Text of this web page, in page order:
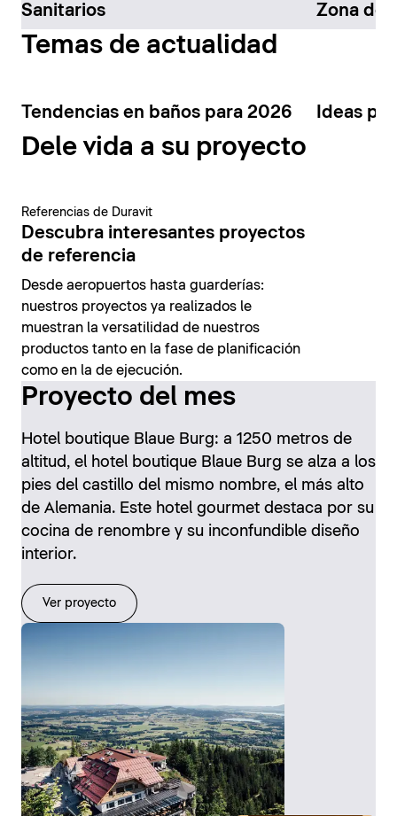
Sanitarios Zona de
Temas de actualidad
Tendencias en baños para 2026 Ideas
Dele vida a su proyecto
Referencias de Duravit
Descubra interesantes proyectos
de referencia
Desde aeropuertos hasta guarderías:
nuestros proyectos ya realizados le
muestran la versatilidad de nuestros
productos tanto en la fase de planificación
como en la de ejecución.
Proyecto del mes
Hotel boutique Blaue Burg: a 1250 metros de
altitud, el hotel boutique Blaue Burg se alza a los
pies del castillo del mismo nombre, el más alto
de Alemania. Este hotel gourmet destaca por su
cocina de renombre y su inconfundible diseño
interior.
Ver proyecto